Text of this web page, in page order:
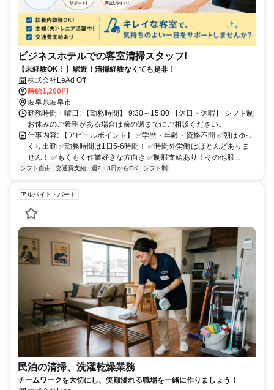
ビジネスホテルでの客室清掃スタッフ!
【未経験OK！】駅近！清掃経験なくても是非！
株式会社LeAd Off
時給1,200円
岐阜県岐阜市
勤務時間・曜日: 【勤務時間】 9:30～15:00 【休日・休暇】 シフト制
お休みのご希望がある場合は前の週までにご相談ください。
仕事内容: 【アピールポイント】 ✅学歴・年齢・資格不問 ✅朝はゆっ
くり出勤 ✅勤務時間は1日5-6時間！ ✅時間外労働はほとんどありま
せん！ ✅もくもく作業好きな方向き ✅制服支給あり！その他服...
シフト自由 交通費支給 週2・3日からOK シフト制
アルバイト・パート
民泊の清掃、洗濯乾燥業務
チームワークを大切にし、笑顔溢れる職場を一緒に作りましょう！